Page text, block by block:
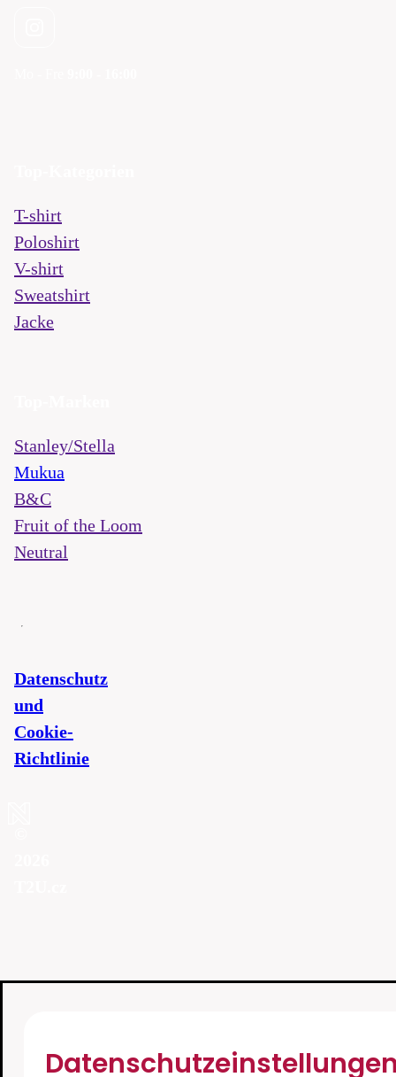
T-shirt
Poloshirt
V-shirt
Sweatshirt
Jacke
Stanley/Stella
Mukua
B&C
Fruit of the Loom
Neutral
Datenschutz
und
Cookie-
Richtlinie